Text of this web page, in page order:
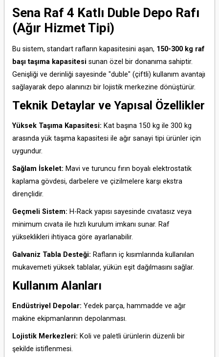
Sena Raf 4 Katlı Duble Depo Rafı
(Ağır Hizmet Tipi)
Bu sistem, standart rafların kapasitesini aşan, 150-300 kg raf
başı taşıma kapasitesi sunan özel bir donanıma sahiptir.
Genişliği ve derinliği sayesinde "duble" (çiftli) kullanım avantajı
sağlayarak depo alanınızı bir lojistik merkezine dönüştürür.
Teknik Detaylar ve Yapısal Özellikler
Yüksek Taşıma Kapasitesi: Kat başına 150 kg ile 300 kg
arasında yük taşıma kapasitesi ile ağır sanayi tipi ürünler için
uygundur.
Sağlam İskelet: Mavi ve turuncu fırın boyalı elektrostatik
kaplama gövdesi, darbelere ve çizilmelere karşı ekstra
dirençlidir.
Geçmeli Sistem: H-Rack yapısı sayesinde cıvatasız veya
minimum cıvata ile hızlı kurulum imkanı sunar. Raf
yükseklikleri ihtiyaca göre ayarlanabilir.
Galvaniz Tabla Desteği: Rafların iç kısımlarında kullanılan
mukavemeti yüksek tablalar, yükün eşit dağılmasını sağlar.
Kullanım Alanları
Endüstriyel Depolar: Yedek parça, hammadde ve ağır
makine ekipmanlarının depolanması.
Lojistik Merkezleri: Koli ve paletli ürünlerin düzenli bir
şekilde istiflenmesi.